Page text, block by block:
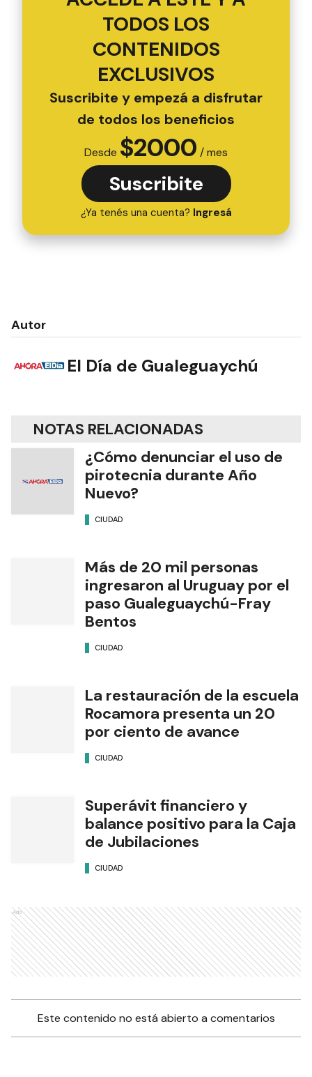
TODOS LOS
CONTENIDOS
EXCLUSIVOS
Suscribite y empezá a disfrutar
de todos los beneficios
Desde $2000 / mes
Suscribite
¿Ya tenés una cuenta? Ingresá
Autor
El Día de Gualeguaychú
NOTAS RELACIONADAS
¿Cómo denunciar el uso de
pirotecnia durante Año
Nuevo?
CIUDAD
Más de 20 mil personas
ingresaron al Uruguay por el
paso Gualeguaychú-Fray
Bentos
CIUDAD
La restauración de la escuela
Rocamora presenta un 20
por ciento de avance
CIUDAD
Superávit financiero y
balance positivo para la Caja
de Jubilaciones
CIUDAD
Ads
Este contenido no está abierto a comentarios